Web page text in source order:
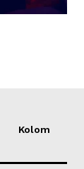
Kolom